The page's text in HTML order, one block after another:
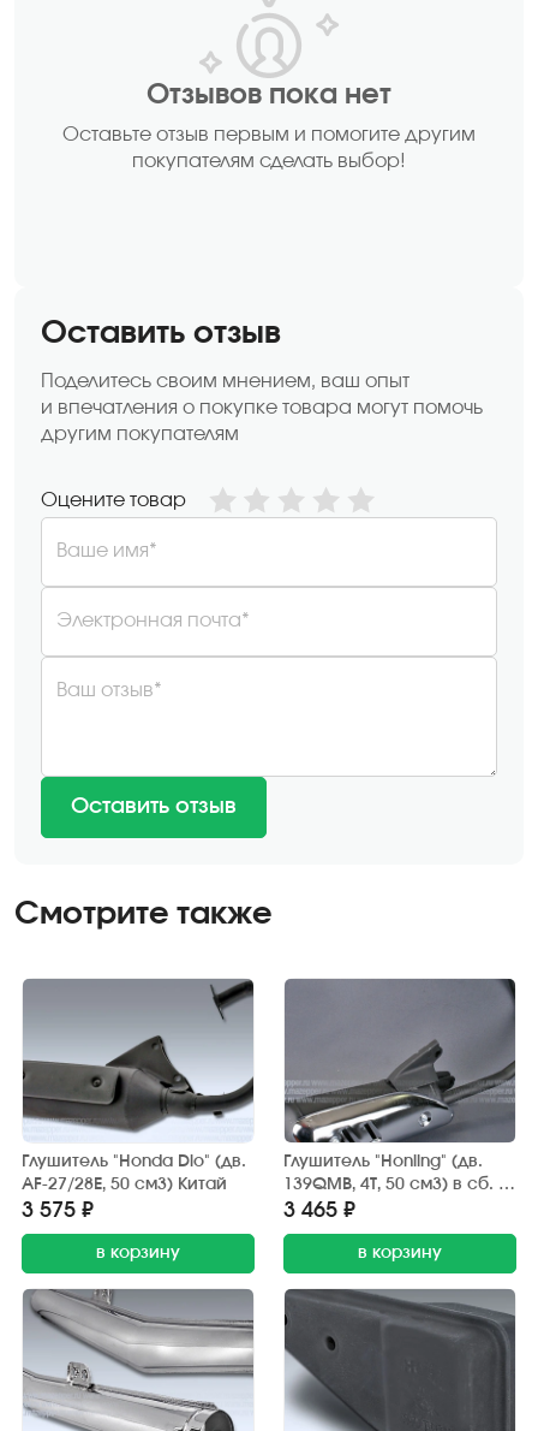
Отзывов пока нет
Оставьте отзыв первым и помогите другим
покупателям сделать выбор!
Оставить отзыв
Поделитесь своим мнением, ваш опыт
и впечатления о покупке товара могут помочь
другим покупателям
Оцените товар
Ваше имя*
Электронная почта*
Ваш отзыв*
Оставить отзыв
Смотрите также
Глушитель "Honda Dio" (дв.
AF-27/28E, 50 см3) Китай
3 575 ₽
в корзину
Глушитель "Honling" (дв.
139QMB, 4T, 50 см3) в сб. (с
трубой глушителя)
3 465 ₽
в корзину